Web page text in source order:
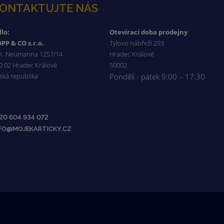
NÁS
& CO s.r.o.
Neumanna 1257/14
02 Hradec Králové
republika
604 934 072
Otevírací doba prodejny
Tylovo nábřeží 293
Hradec Králové
50002
Pondělí - pátek 9:00 – 17:30